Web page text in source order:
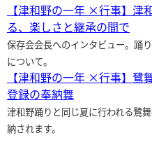
【津和野の一年 ×行事】
る、楽しさと継承の間で
保存会会長へのインタビュー。踊
について。
【津和野の一年 ×行事】
登録の奉納舞
津和野踊りと同じ夏に行われる鷺
納されます。